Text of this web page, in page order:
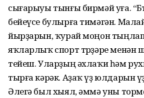
сығарыуы тынғы бирмәй уға.
бейеүсе булырға тимәгән.
йырҙарын, ҡурай мо­ңон
яҡларлыҡ спорт төрҙәре менән
тейеш. Уларҙың әхлаҡи һәм
тыр­ға кәрәк. Аҙаҡ үҙ юлдарын
Әлегә был хы­ял, әммә уны